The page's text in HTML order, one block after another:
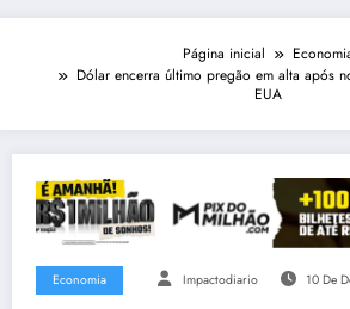
Página inicial
Dólar encerra último pregão em alta após
EUA
Economia Impactodiario 10 De